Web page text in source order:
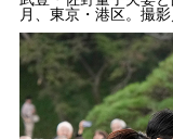
月、東京・港区。撮影